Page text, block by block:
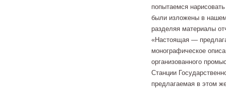
попытаемся
были изложены в нашем
разделяя материалы
«Настоящая —
монографическое
организованного
Станции
предлагаемая в этом